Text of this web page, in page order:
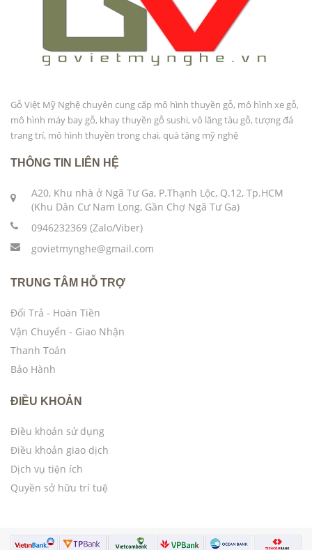
Gỗ Việt Mỹ Nghệ chuyên cung cấp mô hình thuyền gỗ, mô hình xe gỗ,
mô hình máy bay gỗ, khay thuyền gỗ sushi, vô lăng tàu gỗ, tượng đá
trang trí, mô hình thuyền trong chai, quà tặng mỹ nghệ
THÔNG TIN LIÊN HỆ
A20, Khu nhà ở Ngã Tư Ga, P.Thạnh Lộc, Q.12, Tp.HCM
(Khu Dân Cư Nam Long, Gần Chợ Ngã Tư Ga)
0946232369 (Zalo/Viber)
govietmynghe@gmail.com
TRUNG TÂM HỖ TRỢ
Đổi Trả - Hoàn Tiền
Vận Chuyển - Giao Nhận
Thanh Toán
Bảo Hành
ĐIỀU KHOẢN
Điều khoản sử dụng
Điều khoản giao dịch
Dịch vụ tiện ích
Quyền sở hữu trí tuệ